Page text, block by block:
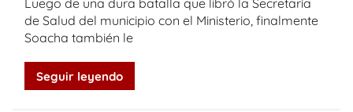
Luego de una dura batalla que libró la Secretaría
de Salud del municipio con el Ministerio, finalmente
Soacha también le
Seguir leyendo